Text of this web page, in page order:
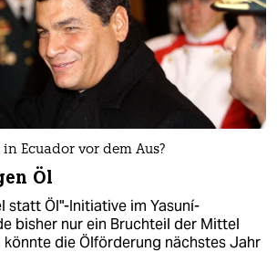
Ecuador vor dem Aus?
Öl
statt Öl"-Initiative im Yasuní-
bisher nur ein Bruchteil der Mittel
könnte die Ölförderung nächstes Jahr